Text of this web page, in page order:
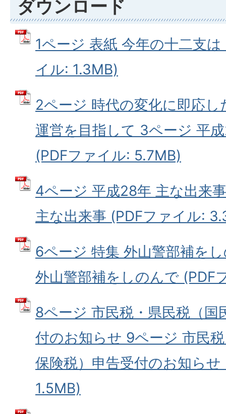
ダウンロード
1ページ 表紙 今年の十二支
イル: 1.3MB)
2ページ 時代の変化に即応
運営を目指して 3ページ 平
(PDFファイル: 5.7MB)
4ページ 平成28年 主な出来
主な出来事 (PDFファイル:
6ページ 特集 外山警部補を
外山警部補をしのんで (PDF
8ページ 市民税・県民税（国
付のお知らせ 9ページ 市民
保険税）申告受付のお知ら
1.5MB)